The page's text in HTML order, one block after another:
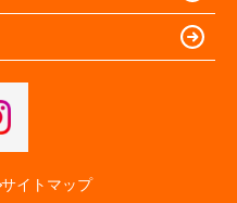
サイトマップ